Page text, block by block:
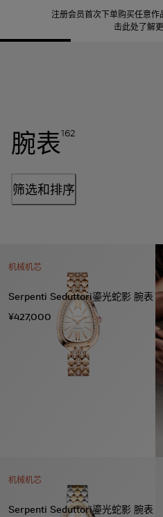
注册会员首次下单购买任意
击此处了解
腕表162
筛选和排序
机械机芯
Serpenti Seduttori鎏光蛇影 腕表
¥427,000
机械机芯
Serpenti Seduttori鎏光蛇影 腕表